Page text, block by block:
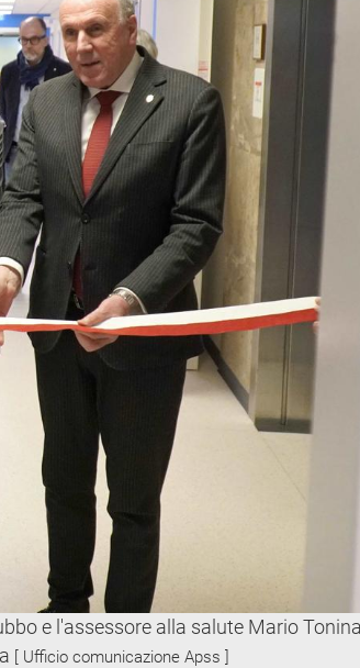
e l'assessore alla salute Mario Tonina
[ Ufficio comunicazione Apss ]